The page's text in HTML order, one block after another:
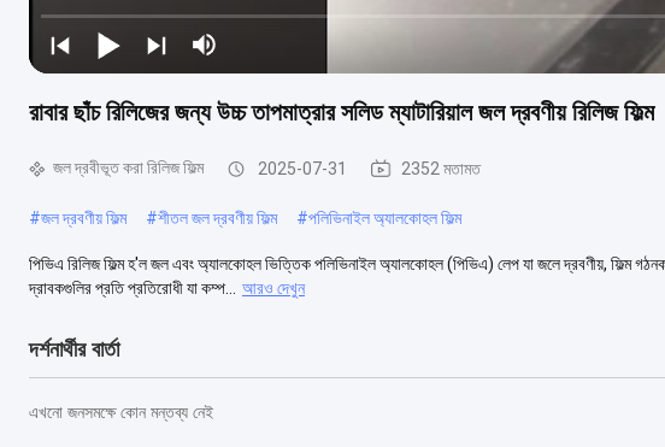
রাবার ছাঁচ রিলিজের জন্য উচ্চ তাপমাত্রার সলিড ম্যাটারিয়াল জল দ্রবণীয় রিলিজ ফিল্ম
জল দ্রবীভূত করা রিলিজ ফিল্ম 2025-07-31 2352 মতামত
#জল দ্রবণীয় ফিল্ম #শীতল জল দ্রবণীয় ফিল্ম #পলিভিনাইল অ্যালকোহল ফিল্ম
পিভিএ রিলিজ ফিল্ম হ'ল জল এবং অ্যালকোহল ভিত্তিক পলিভিনাইল অ্যালকোহল (পিভিএ) লেপ যা জলে দ্রবণীয়, ফিল্ম
দ্রাবকগুলির প্রতি প্রতিরোধী যা কম্প...
আরও দেখুন
দর্শনার্থীর বার্তা
এখনো জনসমক্ষে কোন মন্তব্য নেই